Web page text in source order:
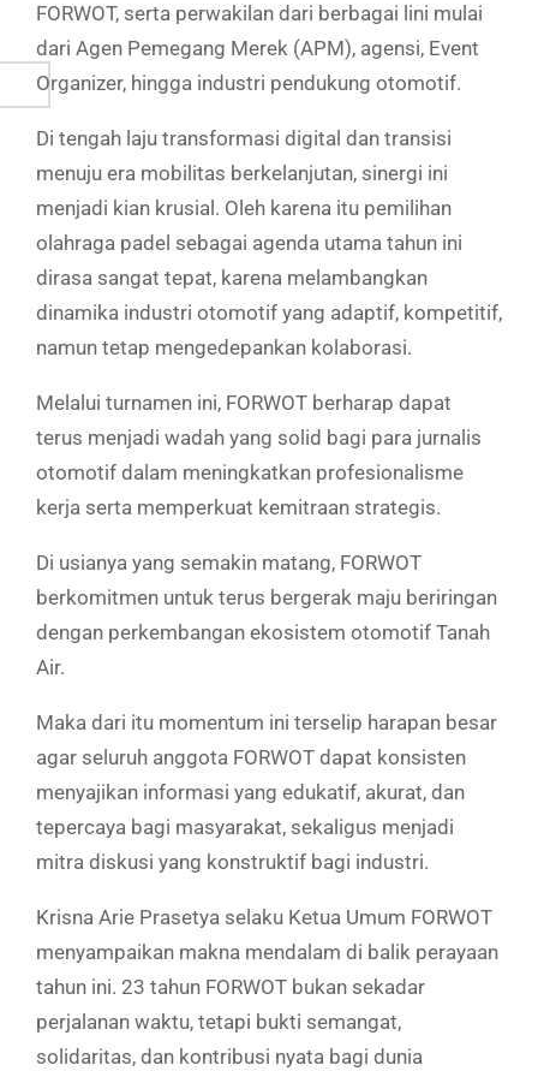
FORWOT, serta perwakilan dari berbagai lini mulai
dari Agen Pemegang Merek (APM), agensi, Event
Organizer, hingga industri pendukung otomotif.
Di tengah laju transformasi digital dan transisi
menuju era mobilitas berkelanjutan, sinergi ini
menjadi kian krusial. Oleh karena itu pemilihan
olahraga padel sebagai agenda utama tahun ini
dirasa sangat tepat, karena melambangkan
dinamika industri otomotif yang adaptif, kompetitif,
namun tetap mengedepankan kolaborasi.
Melalui turnamen ini, FORWOT berharap dapat
terus menjadi wadah yang solid bagi para jurnalis
otomotif dalam meningkatkan profesionalisme
kerja serta memperkuat kemitraan strategis.
Di usianya yang semakin matang, FORWOT
berkomitmen untuk terus bergerak maju beriringan
dengan perkembangan ekosistem otomotif Tanah
Air.
Maka dari itu momentum ini terselip harapan besar
agar seluruh anggota FORWOT dapat konsisten
menyajikan informasi yang edukatif, akurat, dan
tepercaya bagi masyarakat, sekaligus menjadi
mitra diskusi yang konstruktif bagi industri.
Krisna Arie Prasetya selaku Ketua Umum FORWOT
menyampaikan makna mendalam di balik perayaan
tahun ini. 23 tahun FORWOT bukan sekadar
perjalanan waktu, tetapi bukti semangat,
solidaritas, dan kontribusi nyata bagi dunia